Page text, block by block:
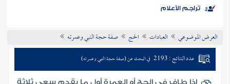
موضوعي
تراجم الأعلام
العرض الموضوعي العبادات الحج صفة حجة النبي وعمرته
عدد النتائج : 2193 في البحث عن (صفة حجة النبي وعمرته)
إذا طاف في الحج أو العمرة أول ما يقدم سعى ثلاثة